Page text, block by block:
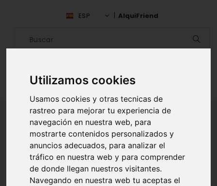
Utilizamos cookies
Usamos cookies y otras tecnicas de
rastreo para mejorar tu experiencia de
navegación en nuestra web, para
mostrarte contenidos personalizados y
anuncios adecuados, para analizar el
tráfico en nuestra web y para comprender
de donde llegan nuestros visitantes.
Navegando en nuestra web tu aceptas el
ESP AlquiFriend
ALQUILAR AMIGO
Inicio Amigos Panamá Vivian Lasso